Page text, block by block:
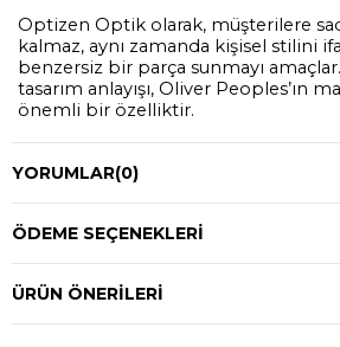
Optizen Optik olarak, müşterilere
kalmaz, aynı zamanda kişisel stilini
benzersiz bir parça sunmayı
tasarım anlayışı, Oliver Peoples’ın
önemli bir özelliktir.
YORUMLAR(0)
ÖDEME SEÇENEKLERI
ÜRÜN ÖNERILERI